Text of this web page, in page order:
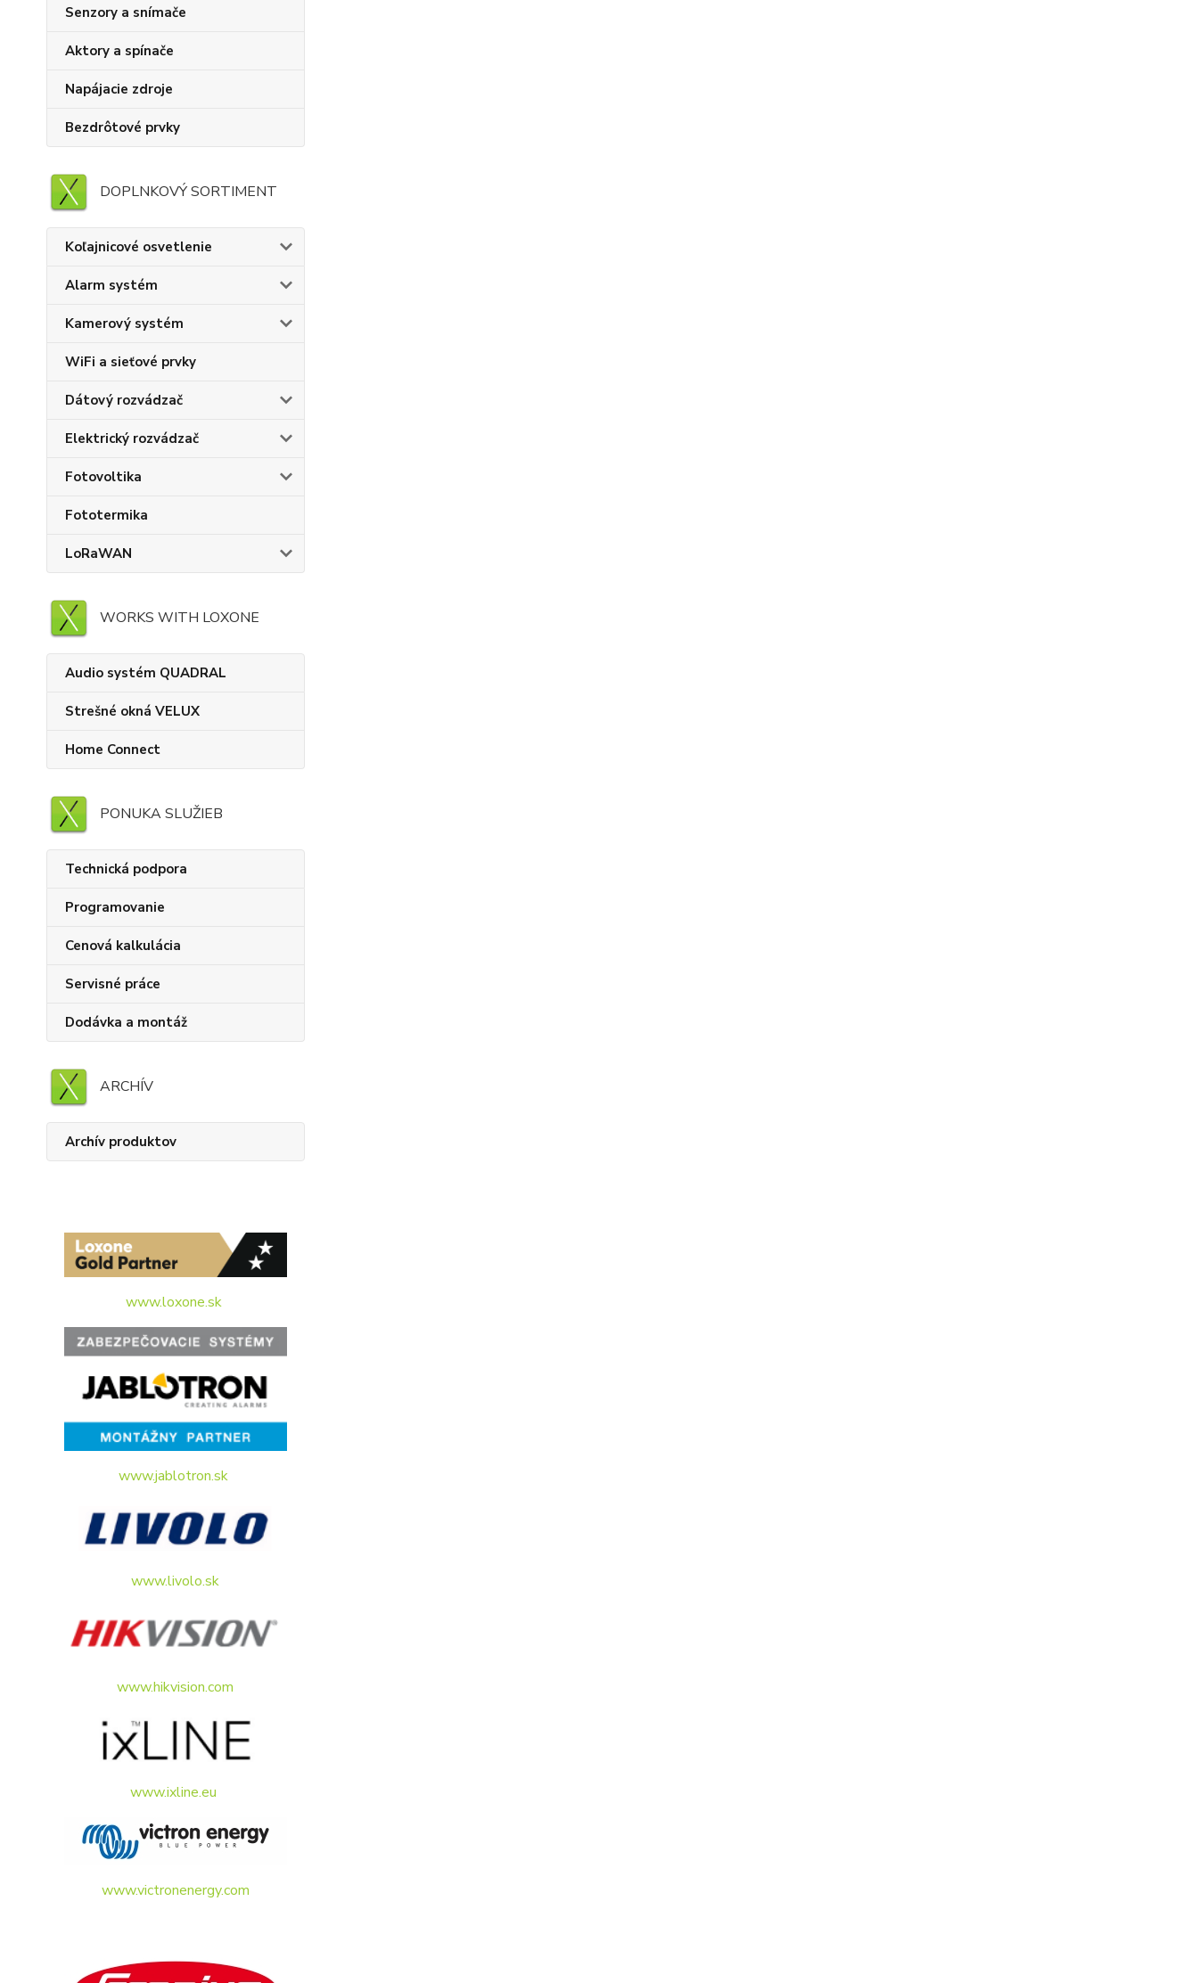
Senzory a snímače
Aktory a spínače
Napájacie zdroje
Bezdrôtové prvky
DOPLNKOVÝ SORTIMENT
Koľajnicové osvetlenie
Alarm systém
Kamerový systém
WiFi a sieťové prvky
Dátový rozvádzač
Elektrický rozvádzač
Fotovoltika
Fototermika
LoRaWAN
WORKS WITH LOXONE
Audio systém QUADRAL
Strešné okná VELUX
Home Connect
PONUKA SLUŽIEB
Technická podpora
Programovanie
Cenová kalkulácia
Servisné práce
Dodávka a montáž
ARCHÍV
Archív produktov
www.loxone.sk
www.jablotron.sk
www.livolo.sk
www.hikvision.com
www.ixline.eu
www.victronenergy.com